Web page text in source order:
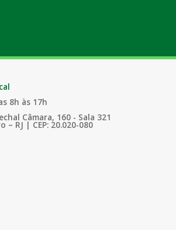
8h às 17h
Câmara, 160 - Sala 321
– RJ | CEP: 20.020-080